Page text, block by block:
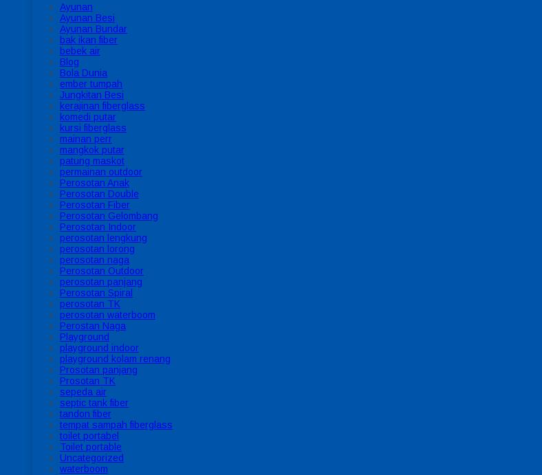
Ayunan
Ayunan Besi
Ayunan Bundar
bak ikan fiber
bebek air
Blog
Bola Dunia
ember tumpah
Jungkitan Besi
kerajinan fiberglass
komedi putar
kursi fiberglass
mainan perr
mangkok putar
patung maskot
permainan outdoor
Perosotan Anak
Perosotan Double
Perosotan Fiber
Perosotan Gelombang
Perosotan Indoor
perosotan lengkung
perosotan lorong
perosotan naga
Perosotan Outdoor
perosotan panjang
Perosotan Spiral
perosotan TK
perosotan waterboom
Perostan Naga
Playground
playground indoor
playground kolam renang
Prosotan panjang
Prosotan TK
sepeda air
septic tank fiber
tandon fiber
tempat sampah fiberglass
toilet portabel
Toilet portable
Uncategorized
waterboom